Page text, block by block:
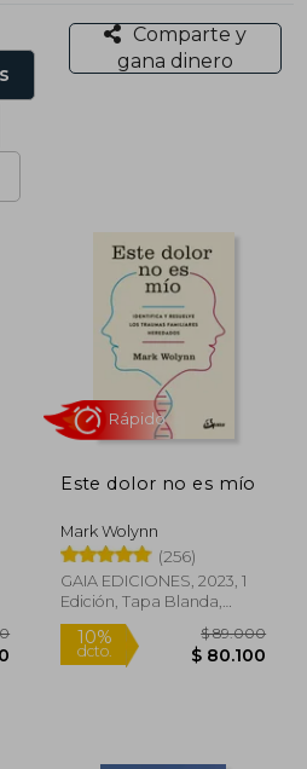
Comparte y
gana dinero
Este dolor no es mío
Mark Wolynn
(256)
GAIA EDICIONES, 2023, 1
Edición, Tapa Blanda,
Nuevo
Rápido